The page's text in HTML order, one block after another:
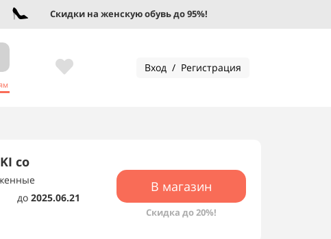
Скидки на женскую обувь до 95%!
Вход / Регистрация
со
до 2025.06.21
В магазин
Скидка до 20%!